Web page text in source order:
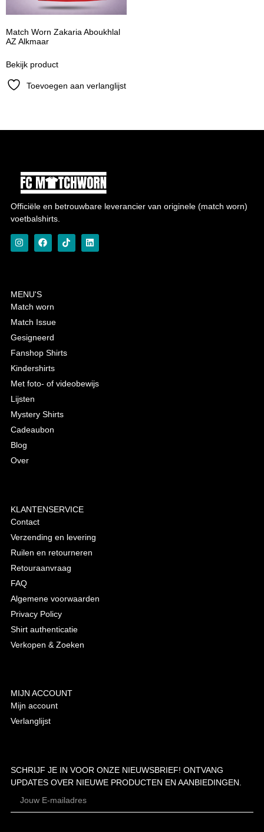
Match Worn Zakaria Aboukhlal
AZ Alkmaar
Bekijk product
Toevoegen aan verlanglijst
Officiële en betrouwbare leverancier van originele (match worn)
voetbalshirts.
MENU'S
Match worn
Match Issue
Gesigneerd
Fanshop Shirts
Kindershirts
Met foto- of videobewijs
Lijsten
Mystery Shirts
Cadeaubon
Blog
Over
KLANTENSERVICE
Contact
Verzending en levering
Ruilen en retourneren
Retouraanvraag
FAQ
Algemene voorwaarden
Privacy Policy
Shirt authenticatie
Verkopen & Zoeken
MIJN ACCOUNT
Mijn account
Verlanglijst
SCHRIJF JE IN VOOR ONZE NIEUWSBRIEF! ONTVANG
UPDATES OVER NIEUWE PRODUCTEN EN AANBIEDINGEN.